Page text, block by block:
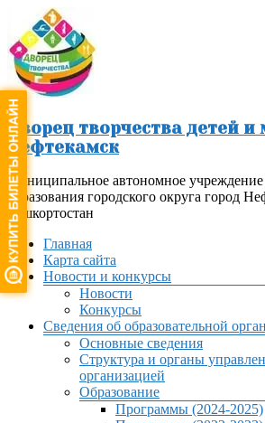
Перейти
содержимому
Дворец творчества детей и
Нефтекамск
Муниципальное автономное
образования городского округа город
Башкортостан
МенюГлавная
Карта сайта
Новости и конкурсы
Новости
Конкурсы
Сведения об образовательной
Основные сведения
Структура и органы
организацией
Образование
Программы (2024-2025)